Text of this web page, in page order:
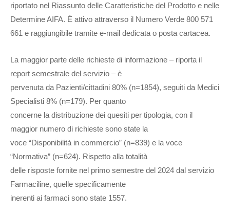
riportato nel Riassunto delle Caratteristiche del Prodotto e nelle
Determine AIFA. È attivo attraverso il Numero Verde 800 571
661 e raggiungibile tramite e-mail dedicata o posta cartacea.
La maggior parte delle richieste di informazione – riporta il
report semestrale del servizio – è
pervenuta da Pazienti/cittadini 80% (n=1854), seguiti da Medici
Specialisti 8% (n=179). Per quanto
concerne la distribuzione dei quesiti per tipologia, con il
maggior numero di richieste sono state la
voce “Disponibilità in commercio” (n=839) e la voce
“Normativa” (n=624). Rispetto alla totalità
delle risposte fornite nel primo semestre del 2024 dal servizio
Farmaciline, quelle specificamente
inerenti ai farmaci sono state 1557.